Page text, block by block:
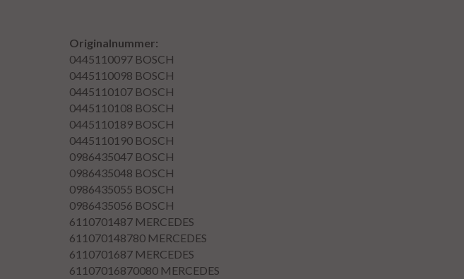
Originalnummer:
0445110097 BOSCH
0445110098 BOSCH
0445110107 BOSCH
0445110108 BOSCH
0445110189 BOSCH
0445110190 BOSCH
0986435047 BOSCH
0986435048 BOSCH
0986435055 BOSCH
0986435056 BOSCH
6110701487 MERCEDES
611070148780 MERCEDES
6110701687 MERCEDES
61107016870080 MERCEDES